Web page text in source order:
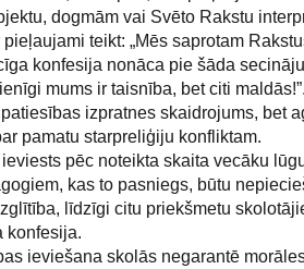
dogmām vai Svēto Rakstu
teikt: „Mēs saprotam
konfesija nonāca pie šāda
mums ir taisnība, bet citi
izpratnes skaidrojums, bet
pamatu starpreliģiju konfliktam.
pēc noteikta skaita vecāku
kas to pasniegs, būtu
līdzīgi citu priekšmetu
konfesija.
ieviešana skolās negarantē